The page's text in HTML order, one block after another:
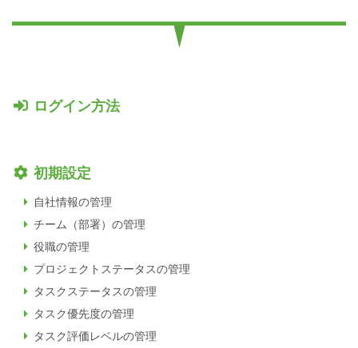
ログイン方法
初期設定
自社情報の管理
チーム（部署）の管理
役職の管理
プロジェクトステータスの管理
タスクステータスの管理
タスク優先度の管理
タスク評価レベルの管理